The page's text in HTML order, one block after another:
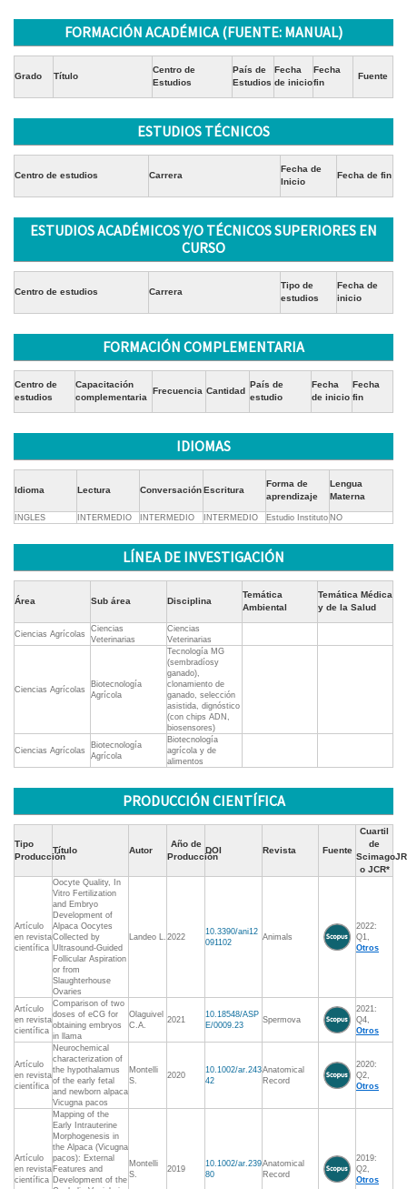
FORMACIÓN ACADÉMICA (FUENTE: MANUAL)
Grado Título
Centro de
Estudios
País de
Estudios
Fecha
de inicio
Fecha
fin
Fuente
ESTUDIOS TÉCNICOS
Centro de estudios Carrera
Fecha de
Inicio
Fecha de fin
ESTUDIOS ACADÉMICOS Y/O TÉCNICOS SUPERIORES EN
CURSO
Centro de estudios Carrera
Tipo de
estudios
Fecha de
inicio
FORMACIÓN COMPLEMENTARIA
Centro de
estudios
Capacitación
complementaria
Frecuencia Cantidad
País de
estudio
Fecha
de inicio
Fecha
fin
IDIOMAS
Idioma Lectura ConversaciónEscritura
Forma de
aprendizaje
Lengua
Materna
INGLES INTERMEDIO INTERMEDIO INTERMEDIO Estudio Instituto NO
LÍNEA DE INVESTIGACIÓN
Área Sub área Disciplina
Temática
Ambiental
Temática Médica
y de la Salud
Ciencias Agrícolas
Ciencias
Veterinarias
Ciencias
Veterinarias
Ciencias Agrícolas
Biotecnología
Agrícola
Tecnología MG
(sembradíosy
ganado),
clonamiento de
ganado, selección
asistida, dignóstico
(con chips ADN,
biosensores)
Ciencias Agrícolas
Biotecnología
Agrícola
Biotecnología
agrícola y de
alimentos
PRODUCCIÓN CIENTÍFICA
Tipo
Producción
Título Autor
Año de
Producción
DOI Revista Fuente
Cuartil
de
ScimagoJR
o JCR*
Artículo
en revista
científica
Oocyte Quality, In
Vitro Fertilization
and Embryo
Development of
Alpaca Oocytes
Collected by
Ultrasound-Guided
Follicular Aspiration
or from
Slaughterhouse
Ovaries
Landeo L. 2022
10.3390/ani12
091102
Animals
2022:
Q1,
Otros
Artículo
en revista
científica
Comparison of two
doses of eCG for
obtaining embryos
in llama
Olaguivel
C.A.
2021
10.18548/ASP
E/0009.23
Spermova
2021:
Q4,
Otros
Artículo
en revista
científica
Neurochemical
characterization of
the hypothalamus
of the early fetal
and newborn alpaca
Vicugna pacos
Montelli
S.
2020
10.1002/ar.243
42
Anatomical
Record
2020:
Q2,
Otros
Artículo
en revista
científica
Mapping of the
Early Intrauterine
Morphogenesis in
the Alpaca (Vicugna
pacos): External
Features and
Development of the
Montelli
S.
2019
10.1002/ar.239
80
Anatomical
Record
2019:
Q2,
Otros